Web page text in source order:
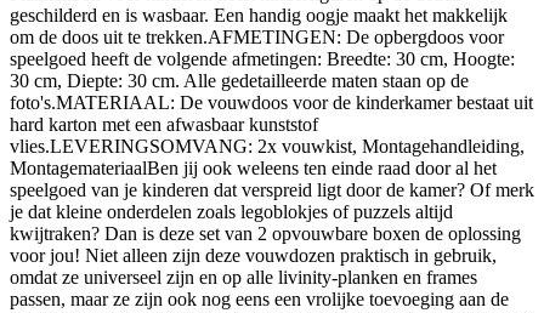
geschilderd en is wasbaar. Een handig oogje maakt het makkelijk
om de doos uit te trekken.AFMETINGEN: De opbergdoos voor
speelgoed heeft de volgende afmetingen: Breedte: 30 cm, Hoogte:
30 cm, Diepte: 30 cm. Alle gedetailleerde maten staan op de
foto's.MATERIAAL: De vouwdoos voor de kinderkamer bestaat uit
hard karton met een afwasbaar kunststof
vlies.LEVERINGSOMVANG: 2x vouwkist, Montagehandleiding,
MontagemateriaalBen jij ook weleens ten einde raad door al het
speelgoed van je kinderen dat verspreid ligt door de kamer? Of merk
je dat kleine onderdelen zoals legoblokjes of puzzels altijd
kwijtraken? Dan is deze set van 2 opvouwbare boxen de oplossing
voor jou! Niet alleen zijn deze vouwdozen praktisch in gebruik,
omdat ze universeel zijn en op alle livinity-planken en frames
passen, maar ze zijn ook nog eens een vrolijke toevoeging aan de